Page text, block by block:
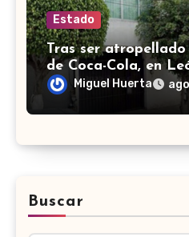
Estado
Tras ser
de Coca-Cola, en
fondos para salvar
avanzada
Miguel Huerta
Buscar